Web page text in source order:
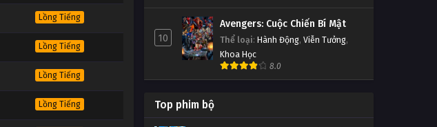
Lồng Tiếng
Lồng Tiếng
Lồng Tiếng
Lồng Tiếng
10
Avengers: Cuộc Chiến Bí Mật
Thể loại: Hành Động, Viễn Tưởng,
Khoa Học
8.0
Top phim bộ